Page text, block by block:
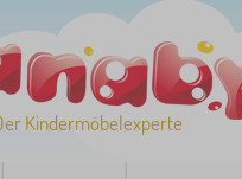
Kindermöbelexperte